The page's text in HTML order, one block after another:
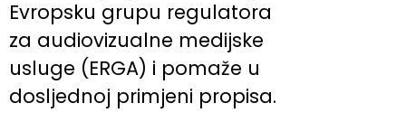
Evropsku grupu regulatora
za audiovizualne medijske
usluge (ERGA) i pomaže u
dosljednoj primjeni propisa.